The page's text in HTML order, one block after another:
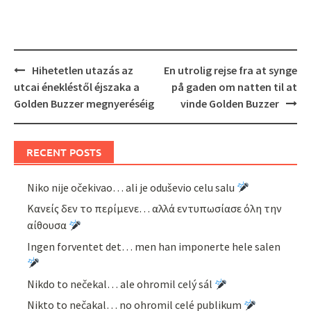
Post
navigation
Hihetetlen utazás az
utcai énekléstől éjszaka a
Golden Buzzer megnyeréséig
En utrolig rejse fra at synge
på gaden om natten til at
vinde Golden Buzzer
RECENT POSTS
Niko nije očekivao… ali je oduševio celu salu
Κανείς δεν το περίμενε… αλλά εντυπωσίασε όλη την
αίθουσα
Ingen forventet det… men han imponerte hele salen
Nikdo to nečekal… ale ohromil celý sál
Nikto to nečakal… no ohromil celé publikum